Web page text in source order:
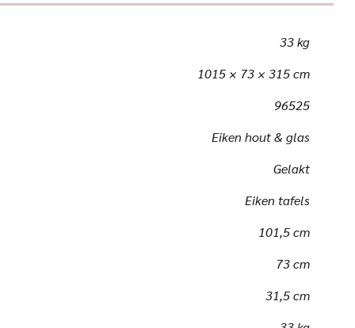
33 kg
1015 × 73 × 315 cm
96525
Eiken hout & glas
Gelakt
Eiken tafels
101,5 cm
73 cm
31,5 cm